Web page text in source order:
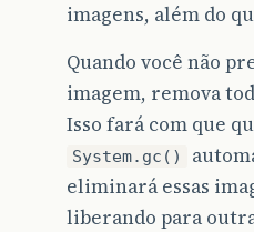
imagens, além do
Quando você não
imagem, remova
Isso fará com que
System.gc()
eliminará essas
liberando para